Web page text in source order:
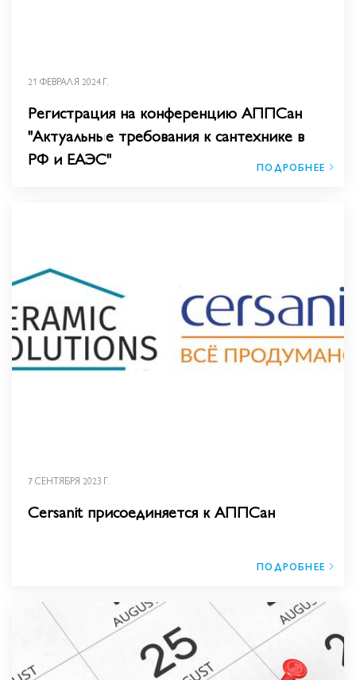
21 ФЕВРАЛЯ 2024 Г.
Регистрация на конференцию АППСан
"Актуальные требования к сантехнике в
РФ и ЕАЭС​"
ПОДРОБНЕЕ
7 СЕНТЯБРЯ 2023 Г.
Cersanit присоединяется к АППСан
ПОДРОБНЕЕ